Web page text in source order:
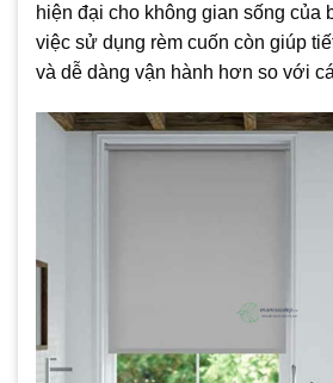
hiện đại cho không gian sống của
việc sử dụng rèm cuốn còn giúp
và dễ dàng vận hành hơn so với